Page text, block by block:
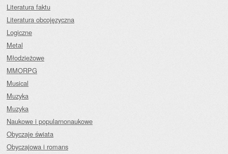
Literatura faktu
Literatura obcojęzyczna
Logiczne
Metal
Młodzieżowe
MMORPG
Musical
Muzyka
Muzyka
Naukowe i popularnonaukowe
Obyczaje świata
Obyczajowa i romans